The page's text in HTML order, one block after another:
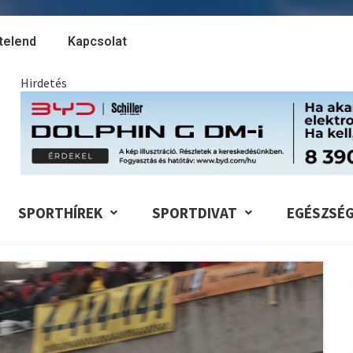
Kapcsolat
Hirdetés
SPORTHÍREK SPORTDIVAT EGÉSZSÉG